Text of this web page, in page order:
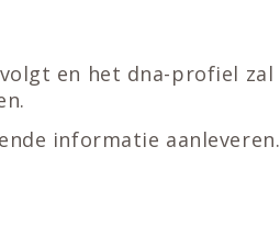
volgt en het dna-profiel zal
informatie aanleveren.